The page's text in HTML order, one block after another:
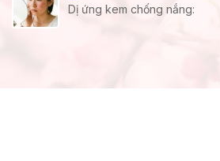
Dị ứng kem chống nắng: